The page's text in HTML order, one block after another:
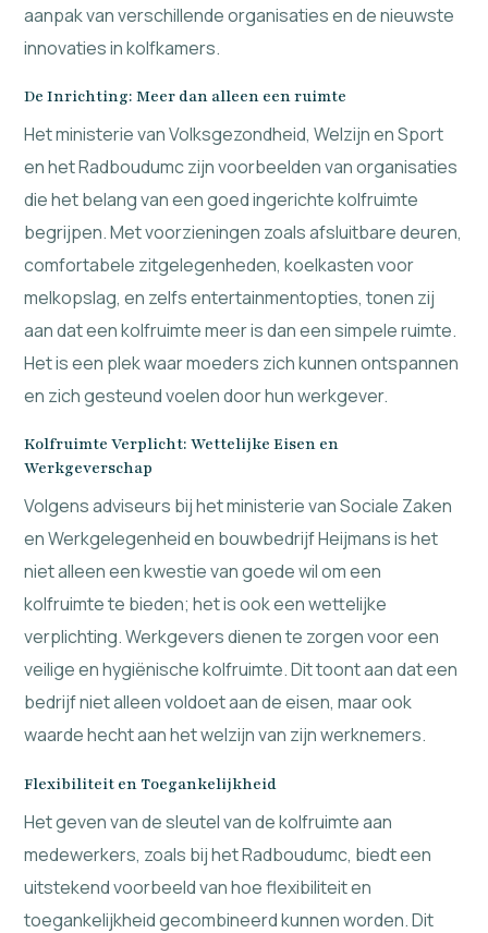
aanpak van verschillende organisaties en de nieuwste
innovaties in kolfkamers.
De Inrichting: Meer dan alleen een ruimte
Het ministerie van Volksgezondheid, Welzijn en Sport
en het Radboudumc zijn voorbeelden van organisaties
die het belang van een goed ingerichte kolfruimte
begrijpen. Met voorzieningen zoals afsluitbare deuren,
comfortabele zitgelegenheden, koelkasten voor
melkopslag, en zelfs entertainmentopties, tonen zij
aan dat een kolfruimte meer is dan een simpele ruimte.
Het is een plek waar moeders zich kunnen ontspannen
en zich gesteund voelen door hun werkgever.
Kolfruimte Verplicht: Wettelijke Eisen en
Werkgeverschap
Volgens adviseurs bij het ministerie van Sociale Zaken
en Werkgelegenheid en bouwbedrijf Heijmans is het
niet alleen een kwestie van goede wil om een
kolfruimte te bieden; het is ook een wettelijke
verplichting. Werkgevers dienen te zorgen voor een
veilige en hygiënische kolfruimte. Dit toont aan dat een
bedrijf niet alleen voldoet aan de eisen, maar ook
waarde hecht aan het welzijn van zijn werknemers.
Flexibiliteit en Toegankelijkheid
Het geven van de sleutel van de kolfruimte aan
medewerkers, zoals bij het Radboudumc, biedt een
uitstekend voorbeeld van hoe flexibiliteit en
toegankelijkheid gecombineerd kunnen worden. Dit